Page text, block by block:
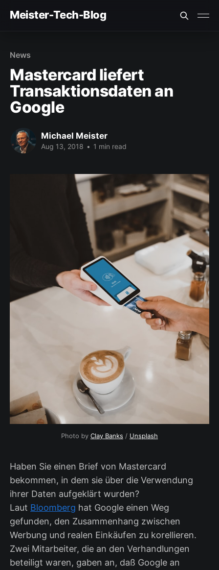
Meister-Tech-Blog
Fehler beim Laden (Ist der API Key korrekt?)
News
Mastercard liefert
Transaktionsdaten an
Google
Michael Meister
Aug 13, 2018 • 1 min read
Photo by Clay Banks / Unsplash
Haben Sie einen Brief von Mastercard
bekommen, in dem sie über die Verwendung
ihrer Daten aufgeklärt wurden?
Laut Bloomberg hat Google einen Weg
gefunden, den Zusammenhang zwischen
Werbung und realen Einkäufen zu korellieren.
Zwei Mitarbeiter, die an den Verhandlungen
beteiligt waren, gaben an, daß Google an